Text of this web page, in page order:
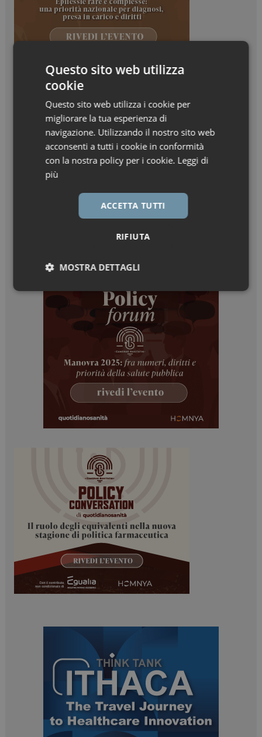
Questo sito web utilizza
cookie
Questo sito web utilizza i cookie per
migliorare la tua esperienza di
navigazione. Utilizzando il nostro sito web
acconsenti a tutti i cookie in conformità
con la nostra policy per i cookie. Leggi di
più
ACCETTA TUTTI
RIFIUTA
MOSTRA DETTAGLI
Necessari Marketing
Necessari Marketing
I cookie necessari contribuiscono a rendere fruibile il
sito web abilitandone funzionalità di base quali la
navigazione sulle pagine e l'accesso alle aree
protette del sito. Il sito web non è in grado di